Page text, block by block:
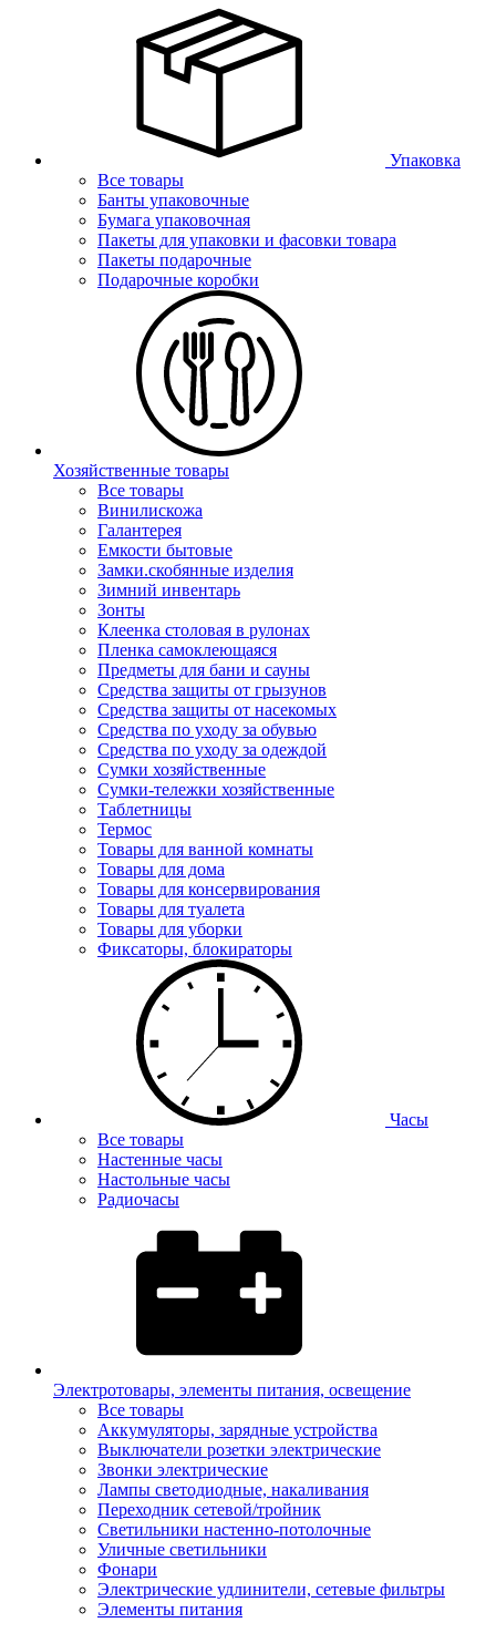
Упаковка
Все товары
Банты упаковочные
Бумага упаковочная
Пакеты для упаковки и фасовки товара
Пакеты подарочные
Подарочные коробки
Хозяйственные товары
Все товары
Винилискожа
Галантерея
Емкости бытовые
Замки.скобянные изделия
Зимний инвентарь
Зонты
Клеенка столовая в рулонах
Пленка самоклеющаяся
Предметы для бани и сауны
Средства защиты от грызунов
Средства защиты от насекомых
Средства по уходу за обувью
Средства по уходу за одеждой
Сумки хозяйственные
Сумки-тележки хозяйственные
Таблетницы
Термос
Товары для ванной комнаты
Товары для дома
Товары для консервирования
Товары для туалета
Товары для уборки
Фиксаторы, блокираторы
Часы
Все товары
Настенные часы
Настольные часы
Радиочасы
Электротовары, элементы питания, освещение
Все товары
Аккумуляторы, зарядные устройства
Выключатели розетки электрические
Звонки электрические
Лампы светодиодные, накаливания
Переходник сетевой/тройник
Светильники настенно-потолочные
Уличные светильники
Фонари
Электрические удлинители, сетевые фильтры
Элементы питания